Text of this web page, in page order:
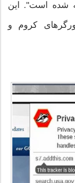
شده است". این
کروم و